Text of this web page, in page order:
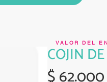
COJIN
VALOR DEL